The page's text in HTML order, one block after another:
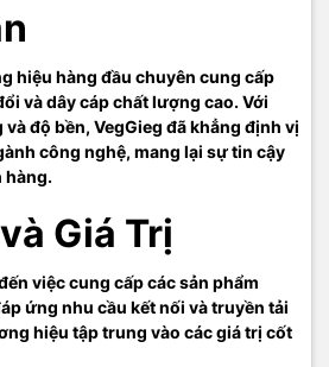
hiệu hàng đầu chuyên cung cấp
và dây cáp chất lượng cao. Với
độ bền, VegGieg đã khẳng định vị
công nghệ, mang lại sự tin cậy
hàng.
Giá Trị
việc cung cấp các sản phẩm
ứng nhu cầu kết nối và truyền tải
hiệu tập trung vào các giá trị cốt
máy hút ẩm... cùng nhiều thiết bị
kết mang đến
đình và cá nhân.